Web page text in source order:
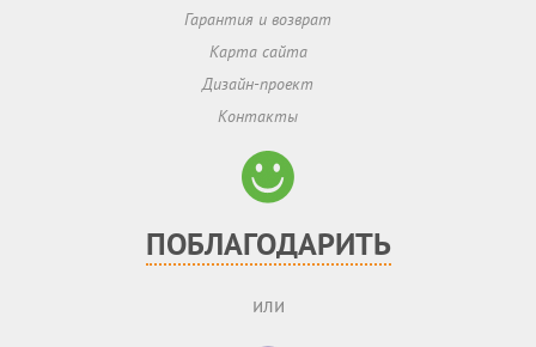
Гарантия и возврат
Карта сайта
Дизайн-проект
Контакты
ПОБЛАГОДАРИТЬ
или